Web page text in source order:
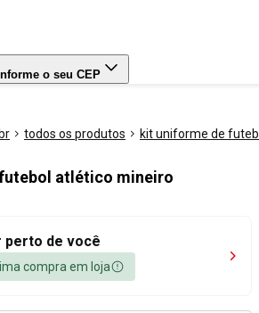
Informe o seu CEP
todos os produtos kit uniforme de
atlético mineiro
perto de você
compra em loja